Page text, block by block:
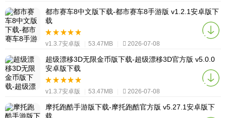
都市赛车8中文版下载-都市赛车8手游版 v1.2.1安卓版下
载
v1.3.7安卓版 53.47MB 2026-07-08
超级漂移3D无限金币版下载-超级漂移3D官方版 v5.0.0
安卓版下载
v1.3.7安卓版 53.47MB 2026-07-08
摩托跑酷手游版下载-摩托跑酷官方版 v5.27.1安卓版下
载